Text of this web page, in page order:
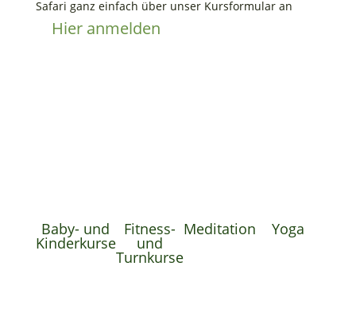
Safari ganz einfach über unser Kursformular an
Hier anmelden
Baby- und
Kinderkurse
Fitness-
und
Turnkurse
Meditation Yoga